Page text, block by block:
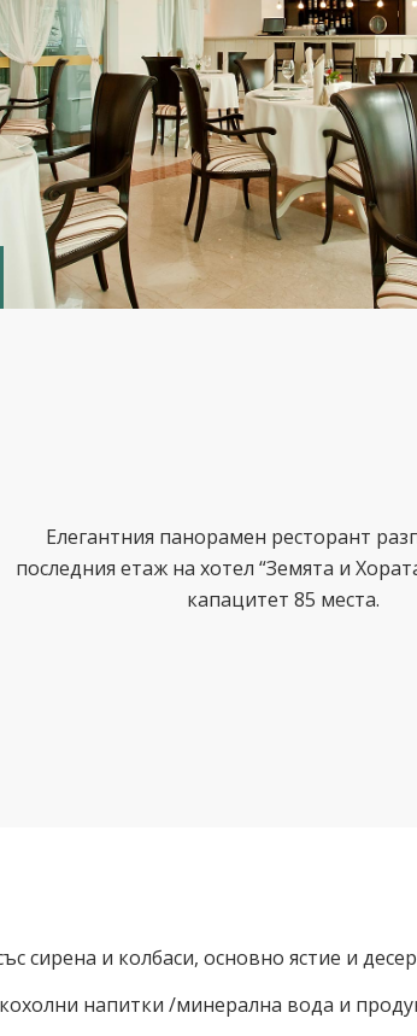
Елегантния панорамен ресторант
последния етаж на хотел “Земята и
капацитет 85 места.
сирена и колбаси, основно ястие и
напитки /минерална вода и